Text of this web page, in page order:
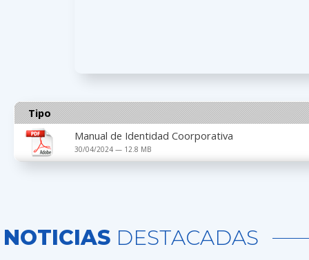
Tipo
Manual de Identidad Coorporativa
30/04/2024 — 12.8 MB
NOTICIAS DESTACADAS